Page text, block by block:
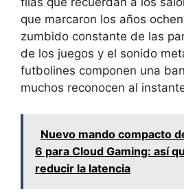
que marcaron los años
zumbido constante de las
de los juegos y el sonido
futbolines componen una
muchos reconocen al
Nuevo mando compacto
6 para Cloud Gaming: así
reducir la latencia